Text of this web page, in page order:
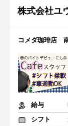
株式会社ユ
コメダ珈琲店
給与
シフト